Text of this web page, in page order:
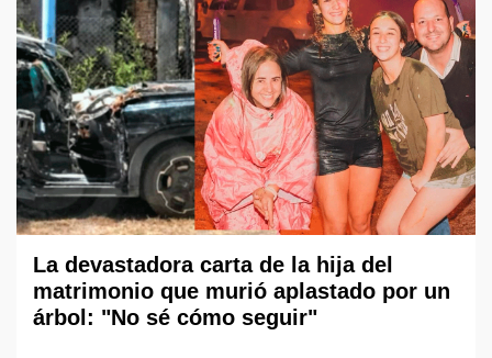
La devastadora carta de la hija del
matrimonio que murió aplastado por un
árbol: "No sé cómo seguir"